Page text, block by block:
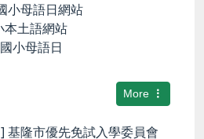
小母語日網站
本土語網站
小母語日
More
基隆市優先免試入學委員會